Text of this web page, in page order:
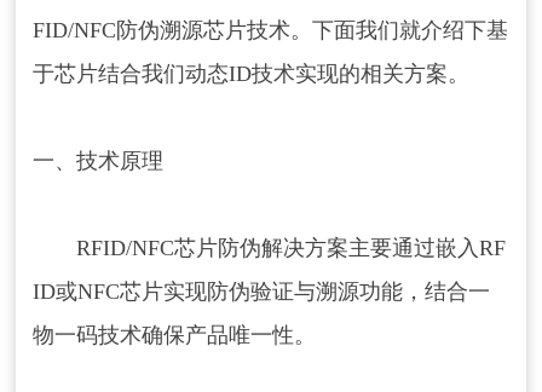
FID/NFC防伪溯源芯片技术。下面我们就介绍下基
于芯片结合我们动态ID技术实现的相关方案。
一、技术原理
RFID/NFC芯片防伪解决方案主要通过嵌入RF
ID或NFC芯片实现防伪验证与溯源功能，结合一
物一码技术确保产品唯一性。 ‌